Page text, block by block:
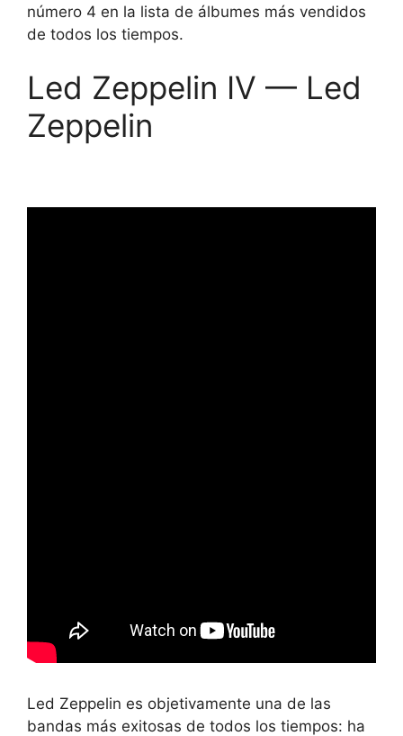
número 4 en la lista de álbumes más vendidos
de todos los tiempos.
Led Zeppelin IV — Led
Zeppelin
Led Zeppelin es objetivamente una de las
bandas más exitosas de todos los tiempos: ha